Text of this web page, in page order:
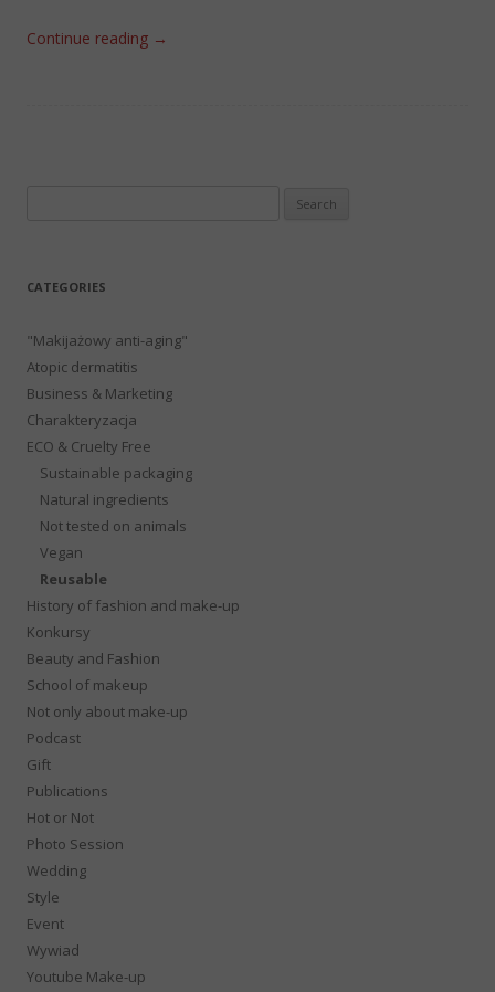
Continue reading →
CATEGORIES
"Makijażowy anti-aging"
Atopic dermatitis
Business & Marketing
Charakteryzacja
ECO & Cruelty Free
Sustainable packaging
Natural ingredients
Not tested on animals
Vegan
Reusable
History of fashion and make-up
Konkursy
Beauty and Fashion
School of makeup
Not only about make-up
Podcast
Gift
Publications
Hot or Not
Photo Session
Wedding
Style
Event
Wywiad
Youtube Make-up